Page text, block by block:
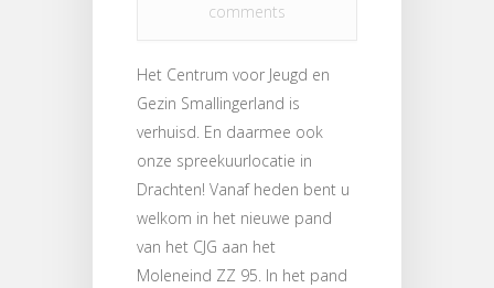
comments
Het Centrum voor Jeugd en
Gezin Smallingerland is
verhuisd. En daarmee ook
onze spreekuurlocatie in
Drachten! Vanaf heden bent u
welkom in het nieuwe pand
van het CJG aan het
Moleneind ZZ 95. In het pand